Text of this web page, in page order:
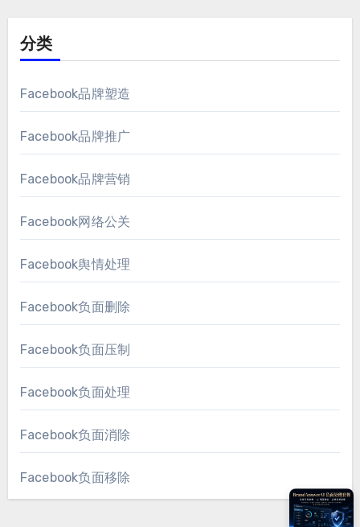
分类
Facebook品牌塑造
Facebook品牌推广
Facebook品牌营销
Facebook网络公关
Facebook舆情处理
Facebook负面删除
Facebook负面压制
Facebook负面处理
Facebook负面消除
Facebook负面移除